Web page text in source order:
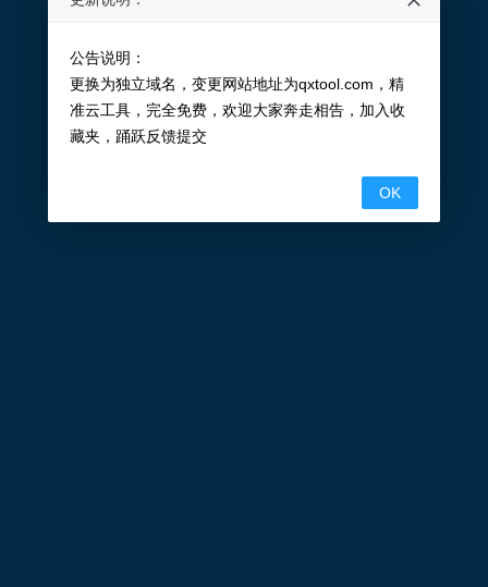
公告说明：
更换为独立域名，变更网站地址为qxtool.com，精
准云工具，完全免费，欢迎大家奔走相告，加入收
藏夹，踊跃反馈提交
OK